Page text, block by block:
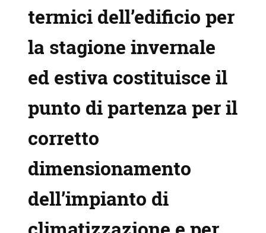
termici dell’edificio per
la stagione invernale
ed estiva costituisce il
punto di partenza per il
corretto
dimensionamento
dell’impianto di